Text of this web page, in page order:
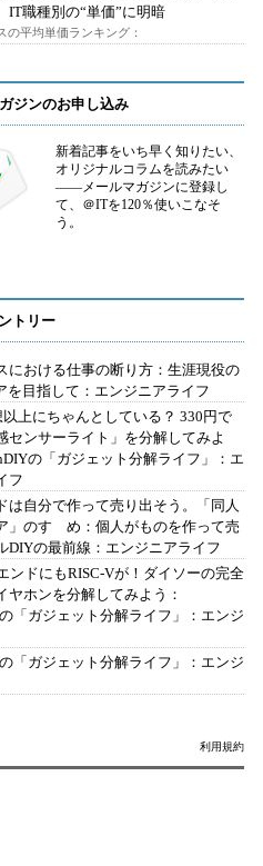
職種別の“単価”に明暗
の平均単価ランキング：
ジンのお申し込み
新着記事をいち早く知りたい、
オリジナルコラムを読みたい
――メールマガジンに登録し
て、＠ITを120％使いこなそ
う。
トリー
における仕事の断り方：生涯現役の
を目指して：エンジニアライフ
上にちゃんとしている？ 330円で
センサーライト」を分解してみよ
の「ガジェット分解ライフ」：エ
フ
は自分で作って売り出そう。「同人
」のすゝめ：個人がものを作って売
DIYの最前線：エンジニアライフ
ンドにもRISC-Vが！ダイソーの完全
ヤホンを分解してみよう：
「ガジェット分解ライフ」：エンジ
「ガジェット分解ライフ」：エンジ
利用規約